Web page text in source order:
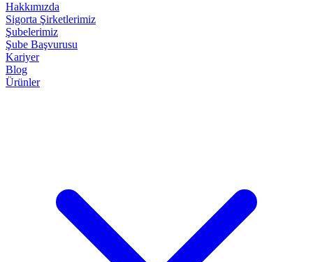
Hakkımızda
Sigorta Şirketlerimiz
Şubelerimiz
Şube Başvurusu
Kariyer
Blog
Ürünler